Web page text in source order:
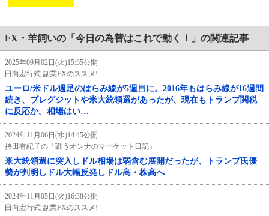
FX・羊飼いの「今日の為替はこれで動く！」の関連記事
2025年09月02日(火)15:35公開
田向宏行式 副業FXのススメ!
ユーロ/米ドル週足のはらみ線が5週目に。2016年もはらみ線が16週間
続き、ブレグジットや米大統領選があったが、現在もトランプ関税
に反応か。相場はい…
2024年11月06日(水)14:45公開
持田有紀子の「戦うオンナのマーケット日記」
米大統領選に突入しドル相場は弱含む展開だったが、トランプ氏優
勢が判明しドル大幅反発しドル高・株高へ
2024年11月05日(火)16:38公開
田向宏行式 副業FXのススメ!